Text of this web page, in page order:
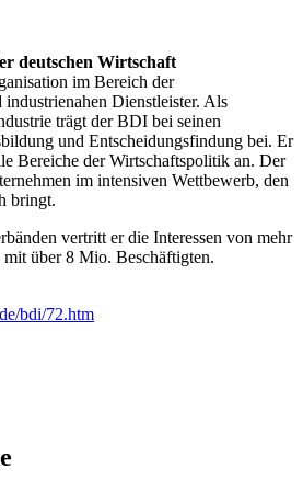
deutschen Wirtschaft
im Bereich der
Dienstleister. Als
trägt der BDI bei seinen
und Entscheidungsfindung bei. Er
Bereiche der Wirtschaftspolitik an. Der
im intensiven Wettbewerb, den
bringt.
vertritt er die Interessen von mehr
über 8 Mio. Beschäftigten.
bdi/72.htm